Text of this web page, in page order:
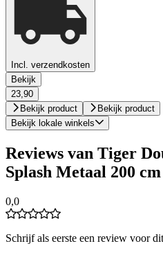
Incl. verzendkosten
Bekijk
23,90
Bekijk product
Bekijk product
Bekijk lokale winkels
Reviews van Tiger
Splash Metaal 200 cm
0,0
Schrijf als eerste een review voor